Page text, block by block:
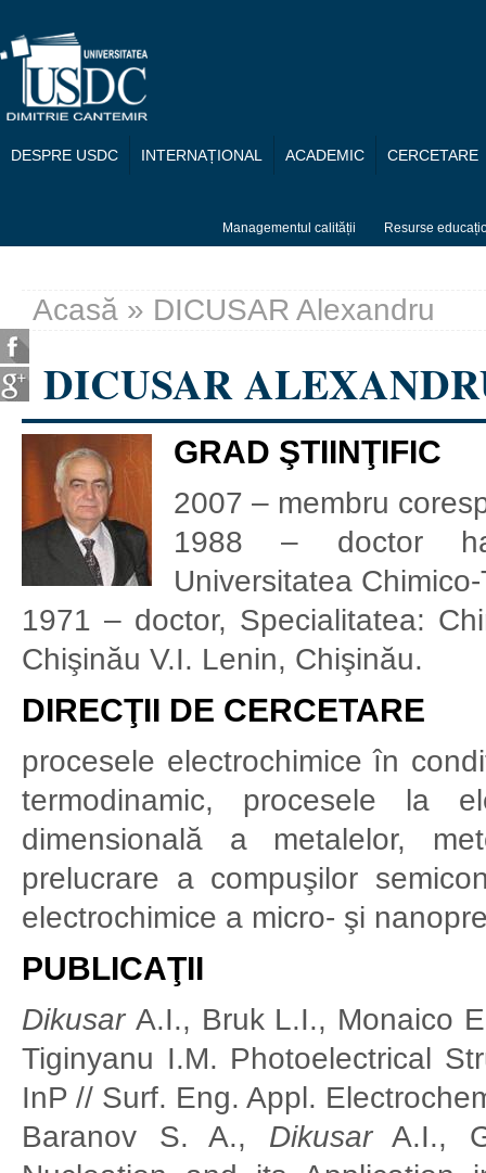
DESPRE USDC INTERNAȚIONAL ACADEMIC CERCETARE
Managementul calității Resurse
Eşti aici
Acasă » DICUSAR Alexandru
DICUSAR
GRAD ŞTIINŢIFIC
2007 – membru
1988 – doctor
Universitatea
1971 – doctor, Specialitatea:
Chişinău V.I. Lenin, Chişinău.
DIRECŢII DE CERCETARE
procesele electrochimice în
termodinamic, procesele la
dimensională a metalelor,
prelucrare a compuşilor
electrochimice a micro- şi
PUBLICAŢII
Dikusar A.I., Bruk L.I., Monaico
Tiginyanu I.M. Photoelectrical
InP // Surf. Eng. Appl.
Baranov S. A., DikusarA.I.,